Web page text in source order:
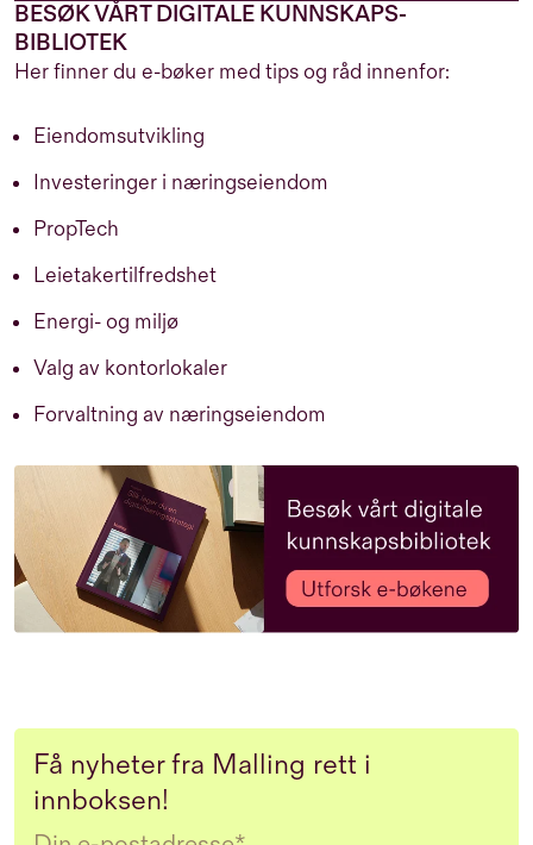
BESØK VÅRT DIGITALE KUNNSKAPS-
BIBLIOTEK
Her finner du e-bøker med tips og råd innenfor:
Eiendomsutvikling
Investeringer i næringseiendom
PropTech
Leietakertilfredshet
Energi- og miljø
Valg av kontorlokaler
Forvaltning av næringseiendom
Få nyheter fra Malling rett i
innboksen!
Email